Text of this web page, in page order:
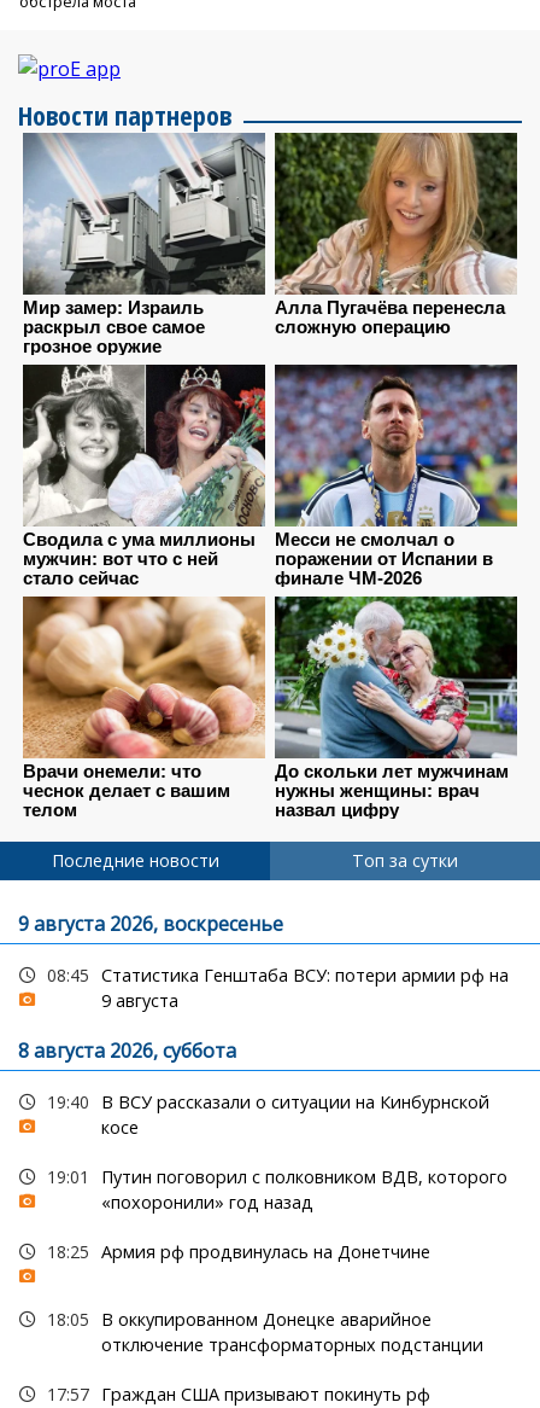
Новости партнеров
Последние новости Топ за сутки
9 августа 2026, воскресенье
08:45 Статистика Генштаба ВСУ: потери армии рф на
9 августа
8 августа 2026, суббота
19:40
В ВСУ рассказали о ситуации на Кинбурнской
косе
19:01
Путин поговорил с полковником ВДВ, которого
«похоронили» год назад
18:25 Армия рф продвинулась на Донетчине
18:05
В оккупированном Донецке аварийное
отключение трансформаторных подстанции
17:57 Граждан США призывают покинуть рф